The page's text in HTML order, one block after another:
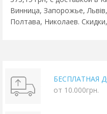
Винница, Запорожье,
Полтава, Николаев.
БЕСПЛАТНАЯ
от 10.000грн.